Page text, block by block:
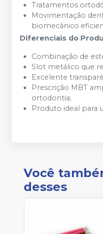
Tratamentos
Movimentação
biomecânico
Diferenciais do
Combinação de
Slot metálico que
Excelente
Prescrição MBT
ortodontia;
Produto ideal para
Você
desses